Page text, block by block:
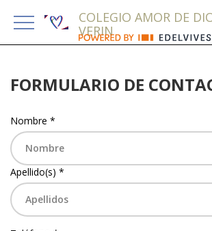
COLEGIO AMOR DE
VERIN
FORMULARIO DE
Nombre *
Apellido(s) *